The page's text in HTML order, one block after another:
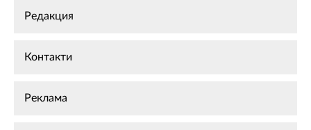
Редакция
Контакти
Реклама